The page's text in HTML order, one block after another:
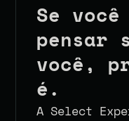
Se
pensar
você,
é.
A Select